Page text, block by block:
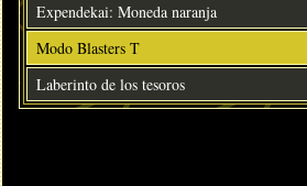
Expendekai: Moneda naranja
Modo Blasters T
Laberinto de los tesoros